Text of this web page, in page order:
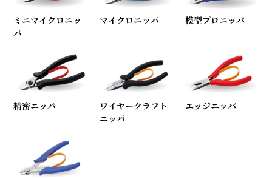
ミニマイクロニッ
パ
マイクロニッパ 模型プロニッパ
精密ニッパ
ワイヤークラフト
ニッパ
エッジニッパ